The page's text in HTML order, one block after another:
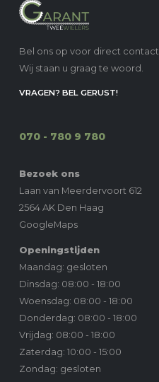
Bel ons op voor direct contact.
Wij staan u graag te woord.
VRAGEN? BEL GERUST!
070 - 780 9 780
Bezoek ons
Laan van Meerdervoort 612
2564 AK Den Haag
GoogleMaps
Openingstijden
Maandag: gesloten
Dinsdag: 08:00 - 18:00
Woensdag: 08:00 - 18:00
Donderdag: 08:00 - 18:00
Vrijdag: 08:00 - 18:00
Zaterdag: 10:00 - 15:00
Zondag: gesloten